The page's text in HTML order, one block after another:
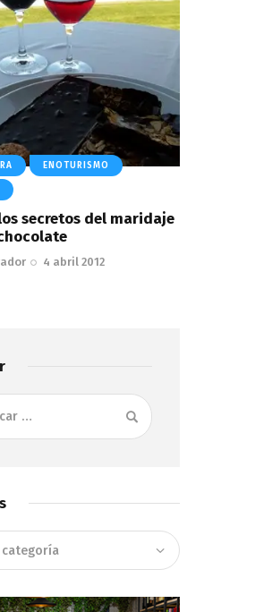
ENOTURISMO
secretos del maridaje
4 abril 2012